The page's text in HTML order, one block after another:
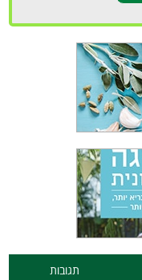
תגובות